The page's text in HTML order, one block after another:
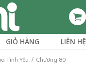
GIỎ HÀNG LIÊN HỆ
Tình Yêu Chương 80